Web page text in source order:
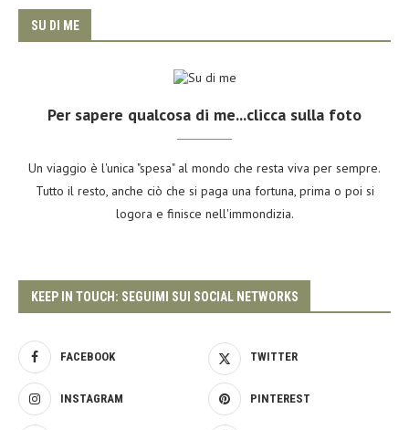
SU DI ME
Per sapere qualcosa di me...clicca sulla foto
Un viaggio è l'unica "spesa" al mondo che resta viva per sempre.
Tutto il resto, anche ciò che si paga una fortuna, prima o poi si
logora e finisce nell'immondizia.
KEEP IN TOUCH: SEGUIMI SUI SOCIAL NETWORKS
FACEBOOK TWITTER
INSTAGRAM PINTEREST